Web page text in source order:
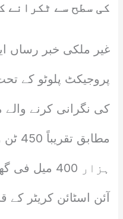
کی سطح سے ٹکرانے
غیر ملکی خبر رساں
پروجیکٹ پلوٹو کے
کی نگرانی کرنے
ہزار 400
آئن اسٹائن کریٹر کے